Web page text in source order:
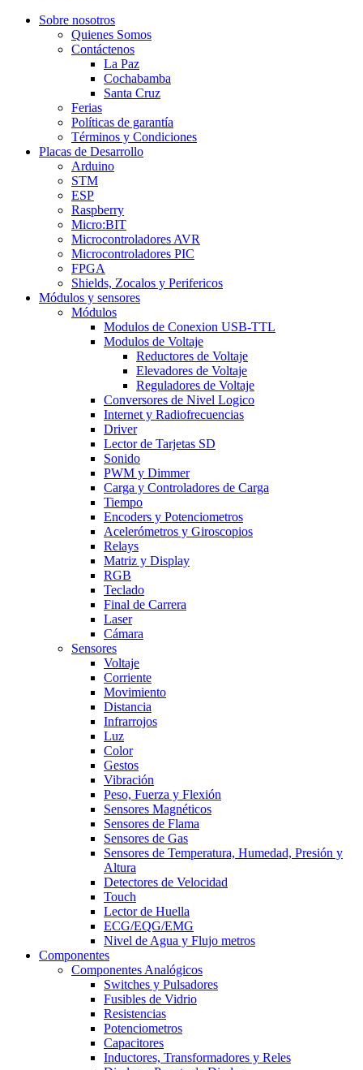
Sobre nosotros
Quienes Somos
Contáctenos
La Paz
Cochabamba
Santa Cruz
Ferias
Políticas de garantía
Términos y Condiciones
Placas de Desarrollo
Arduino
STM
ESP
Raspberry
Micro:BIT
Microcontroladores AVR
Microcontroladores PIC
FPGA
Shields, Zocalos y Perifericos
Módulos y sensores
Módulos
Modulos de Conexion USB-TTL
Modulos de Voltaje
Reductores de Voltaje
Elevadores de Voltaje
Reguladores de Voltaje
Conversores de Nivel Logico
Internet y Radiofrecuencias
Driver
Lector de Tarjetas SD
Sonido
PWM y Dimmer
Carga y Controladores de Carga
Tiempo
Encoders y Potenciometros
Acelerómetros y Giroscopios
Relays
Matriz y Display
RGB
Teclado
Final de Carrera
Laser
Cámara
Sensores
Voltaje
Corriente
Movimiento
Distancia
Infrarrojos
Luz
Color
Gestos
Vibración
Peso, Fuerza y Flexión
Sensores Magnéticos
Sensores de Flama
Sensores de Gas
Sensores de Temperatura, Humedad, Presión y
Altura
Detectores de Velocidad
Touch
Lector de Huella
ECG/EQG/EMG
Nivel de Agua y Flujo metros
Componentes
Componentes Analógicos
Switches y Pulsadores
Fusibles de Vidrio
Resistencias
Potenciometros
Capacitores
Inductores, Transformadores y Reles